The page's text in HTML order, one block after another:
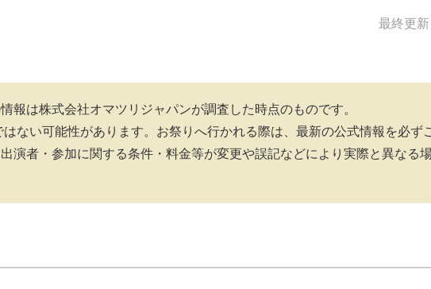
最終更
報は株式会社オマツリジャパンが調査した時点のものです。
ない可能性があります。お祭りへ行かれる際は、最新の公式情報を必ず
演者・参加に関する条件・料金等が変更や誤記などにより実際と異なる